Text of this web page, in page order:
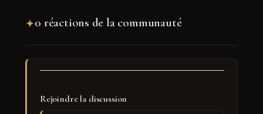
0 réactions de la communauté
Rejoindre la discussion